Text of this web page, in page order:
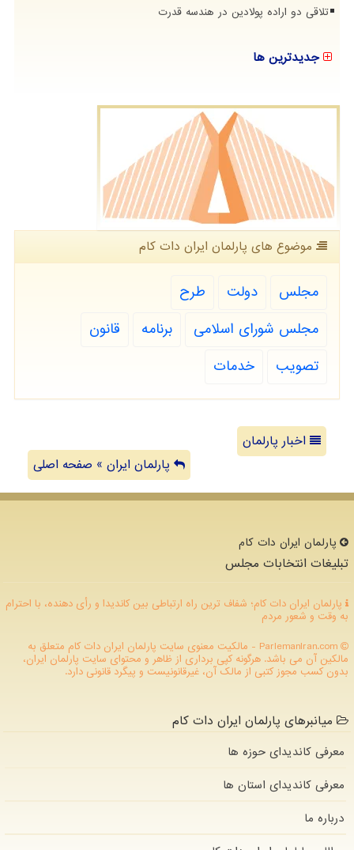
تلاقی دو اراده پولادین در هندسه قدرت
جدیدترین ها
موضوع های پارلمان ایران دات كام
مجلس دولت
طرح
مجلس شورای اسلامی
برنامه
قانون
تصویب
خدمات
اخبار پارلمان
پارلمان ایران » صفحه اصلی
پارلمان ایران دات كام
تبلیغات انتخابات مجلس
پارلمان ایران دات کام؛ شفاف ترین راه ارتباطی بین کاندیدا و رأی دهنده، با احترام
به وقت و شعور مردم
ParlemanIran.com - مالکیت معنوی سایت پارلمان ایران دات كام متعلق به
مالکین آن می باشد. هرگونه کپی برداری از ظاهر و محتوای سایت پارلمان ایران،
بدون کسب مجوز کتبی از مالک آن، غیرقانونیست و پیگرد قانونی دارد.
میانبرهای پارلمان ایران دات کام
معرفی کاندیدای حوزه ها
معرفی کاندیدای استان ها
درباره ما